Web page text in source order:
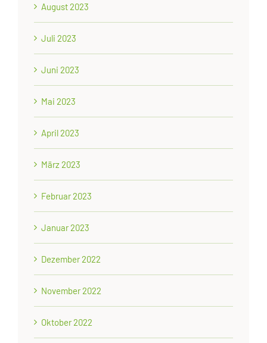
August 2023
Juli 2023
Juni 2023
Mai 2023
April 2023
März 2023
Februar 2023
Januar 2023
Dezember 2022
November 2022
Oktober 2022